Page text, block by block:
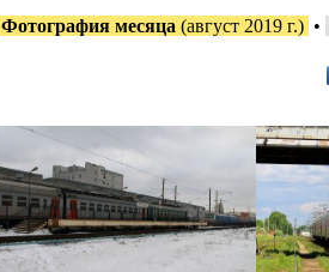
Фотография месяца (август 2019 г.) •